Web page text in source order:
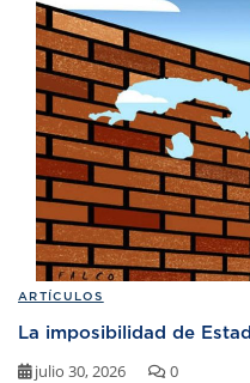
ARTÍCULOS
La imposibilidad de
julio 30, 2026 0